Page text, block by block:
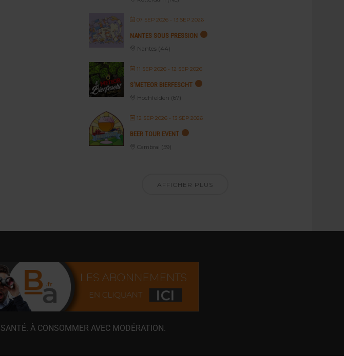
07 SEP 2026 - 13 SEP 2026
NANTES SOUS PRESSION
Nantes (44)
11 SEP 2026 - 12 SEP 2026
S’METEOR BIERFESCHT
Hochfelden (67)
12 SEP 2026 - 13 SEP 2026
BEER TOUR EVENT
Cambrai (59)
AFFICHER PLUS
À CONSOMMER AVEC MODÉRATION.